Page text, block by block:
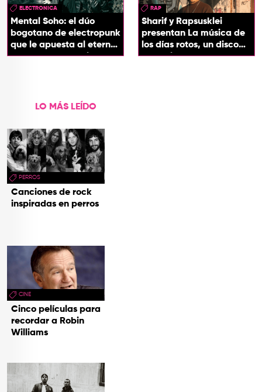
ELECTRONICA
Mental Soho: el dúo
bogotano de electropunk
que le apuesta al eterno
presente con su álbum
RAP
Sharif y Rapsusklei
presentan La música de
los días rotos, un disco
que salda una promesa
LO MÁS LEÍDO
PERROS
Canciones de rock
inspiradas en perros
CINE
Cinco películas para
recordar a Robin
Williams